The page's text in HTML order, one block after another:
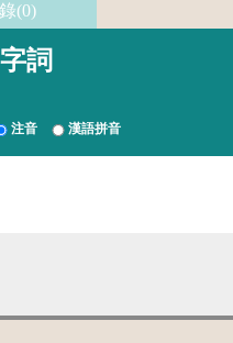
(0)
字詞
注音 漢語拼音